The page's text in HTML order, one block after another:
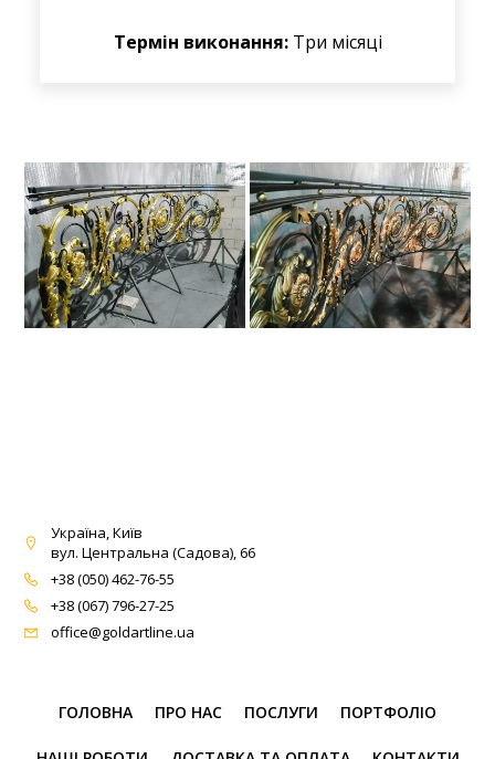
Термін виконання:Три місяці
Україна, Київ
вул. Центральна (Садова), 66
+38 (050) 462-76-55
+38 (067) 796-27-25
office@goldartline.ua
ГОЛОВНА ПРО НАС ПОСЛУГИ ПОРТФОЛІО